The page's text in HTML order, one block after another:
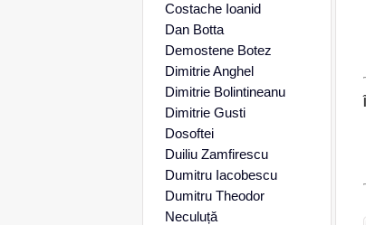
Costache Ioanid
Dan Botta
Demostene Botez
Dimitrie Anghel
Dimitrie Bolintineanu
Dimitrie Gusti
Dosoftei
Duiliu Zamfirescu
Dumitru Iacobescu
Dumitru Theodor
Neculuță